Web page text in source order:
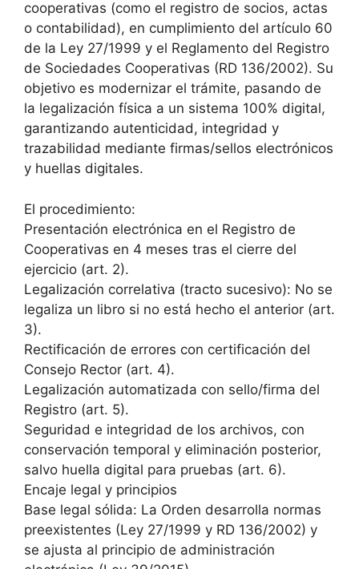
cooperativas (como el registro de socios, actas
o contabilidad), en cumplimiento del artículo 60
de la Ley 27/1999 y el Reglamento del Registro
de Sociedades Cooperativas (RD 136/2002). Su
objetivo es modernizar el trámite, pasando de
la legalización física a un sistema 100% digital,
garantizando autenticidad, integridad y
trazabilidad mediante firmas/sellos electrónicos
y huellas digitales.
El procedimiento:
Presentación electrónica en el Registro de
Cooperativas en 4 meses tras el cierre del
ejercicio (art. 2).
Legalización correlativa (tracto sucesivo): No se
legaliza un libro si no está hecho el anterior (art.
3).
Rectificación de errores con certificación del
Consejo Rector (art. 4).
Legalización automatizada con sello/firma del
Registro (art. 5).
Seguridad e integridad de los archivos, con
conservación temporal y eliminación posterior,
salvo huella digital para pruebas (art. 6).
Encaje legal y principios
Base legal sólida: La Orden desarrolla normas
preexistentes (Ley 27/1999 y RD 136/2002) y
se ajusta al principio de administración